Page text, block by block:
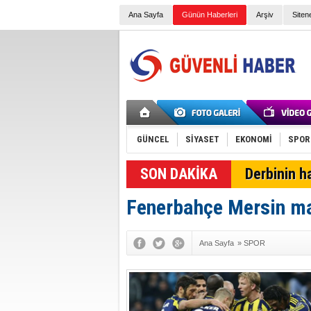
Ana Sayfa Günün Haberleri Arşiv
GÜNCEL SİYASET EKONOMİ SPOR
Derbinin
Fenerbahçe Mersin
Ana Sayfa » SPOR